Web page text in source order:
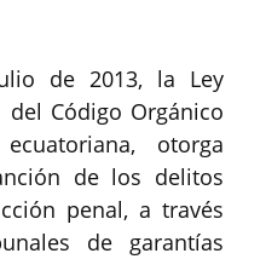
de 2013, la Ley
del Código Orgánico
ecuatoriana, otorga
de los delitos
penal, a través
de garantías